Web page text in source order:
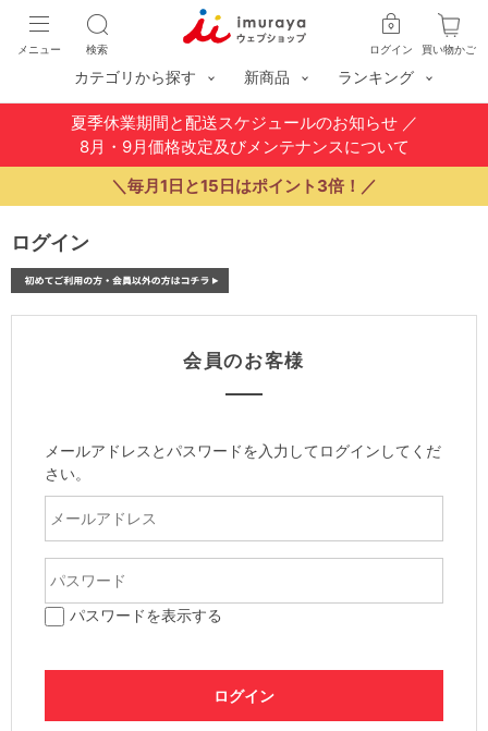
買い物かご
ログイン
検索
メニュー
カテゴリから探す 新商品 ランキング
夏季休業期間と配送スケジュールのお知らせ／
8月・9月価格改定及びメンテナンスについて
＼毎月1日と15日はポイント3倍！／
ログイン
会員のお客様
メールアドレスとパスワードを入力してログインしてくだ
さい。
パスワードを表示する